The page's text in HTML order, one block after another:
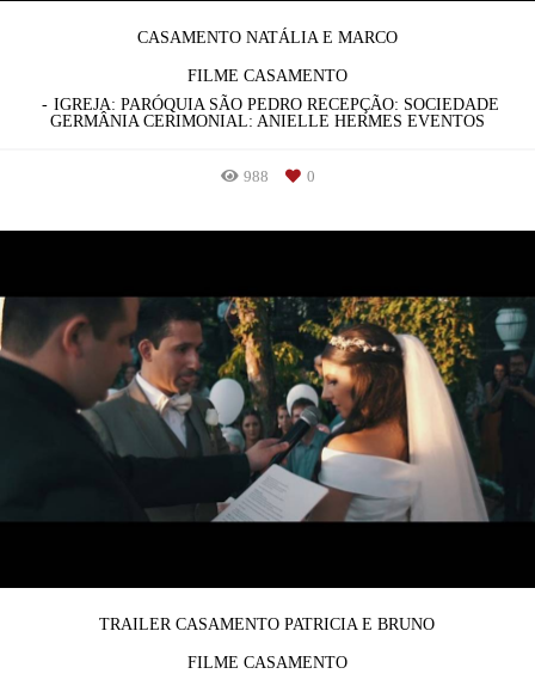
CASAMENTO NATÁLIA E MARCO
FILME CASAMENTO
IGREJA: PARÓQUIA SÃO PEDRO RECEPÇÃO: SOCIEDADE
GERMÂNIA CERIMONIAL: ANIELLE HERMES EVENTOS
988 0
TRAILER CASAMENTO PATRICIA E BRUNO
FILME CASAMENTO